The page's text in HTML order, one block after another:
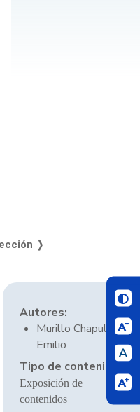
❭
Autores:
Murillo Chapull,
Emilio
Tipo de contenido:
Exposición de
contenidos